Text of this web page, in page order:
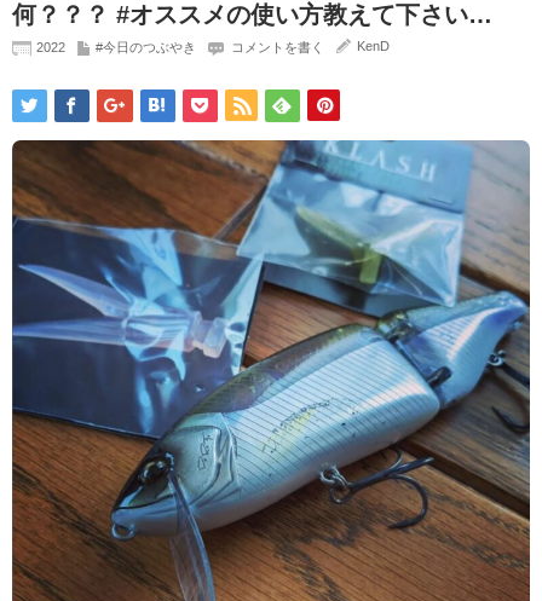
何？？？ #オススメの使い方教えて下さい…
2022 #今日のつぶやき コメントを書く KenD